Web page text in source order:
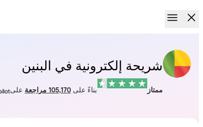
شريحة إلكترونية في البنين
ممتاز بناءً على 105,170 مراجعة على